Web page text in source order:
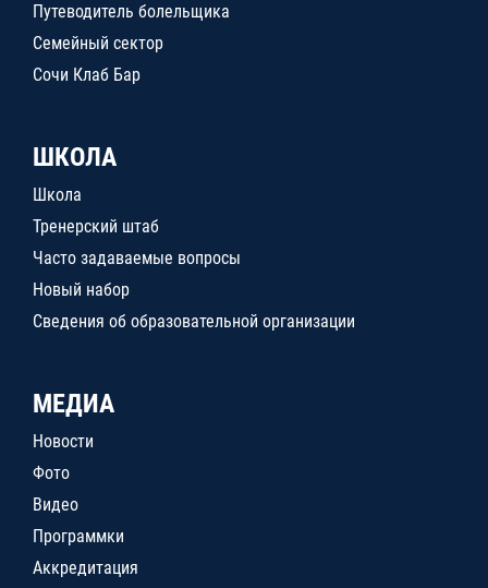
Путеводитель болельщика
Семейный сектор
Сочи Клаб Бар
ШКОЛА
Школа
Тренерский штаб
Часто задаваемые вопросы
Новый набор
Сведения об образовательной организации
МЕДИА
Новости
Фото
Видео
Программки
Аккредитация